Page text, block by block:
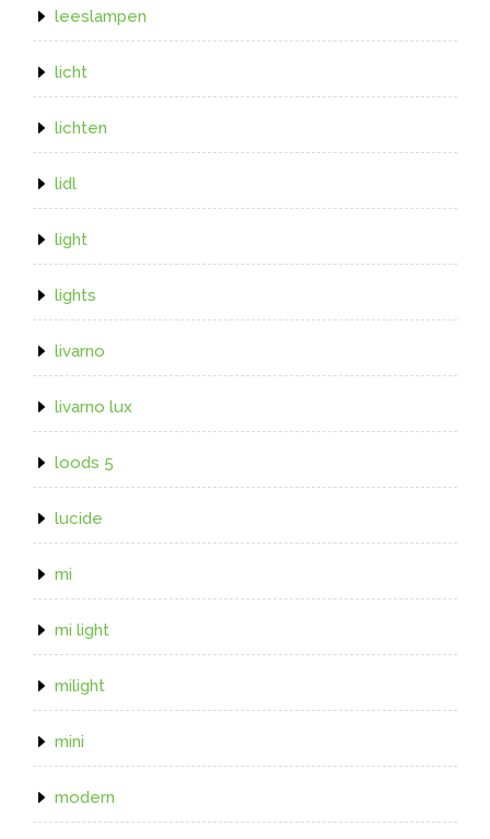
leeslampen
licht
lichten
lidl
light
lights
livarno
livarno lux
loods 5
lucide
mi
mi light
milight
mini
modern